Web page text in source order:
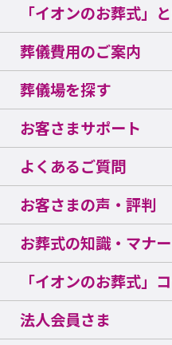
「イオンのお葬式」
葬儀費用のご案内
葬儀場を探す
お客さまサポート
よくあるご質問
お客さまの声・評判
お葬式の知識・マナー
「イオンのお葬式」
法人会員さま